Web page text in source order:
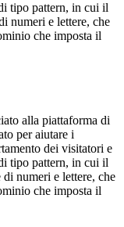
tipo pattern, in cui il
numeri e lettere, che
che imposta il
alla piattaforma di
per aiutare i
dei visitatori e
tipo pattern, in cui il
di numeri e lettere, che
che imposta il